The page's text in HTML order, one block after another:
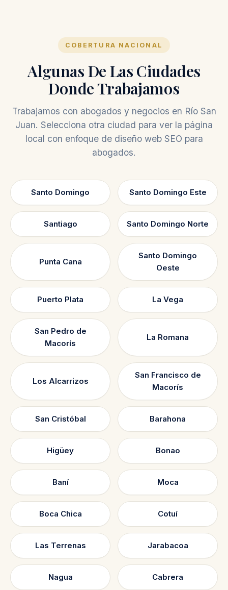
COBERTURA NACIONAL
Algunas De Las Ciudades
Donde Trabajamos
Trabajamos con abogados y negocios en Río San
Juan. Selecciona otra ciudad para ver la página
local con enfoque de diseño web SEO para
abogados.
Santo Domingo Santo Domingo Este
Santiago Santo Domingo Norte
Punta Cana
Santo Domingo
Oeste
Puerto Plata La Vega
San Pedro de
Macorís
La Romana
Los Alcarrizos
San Francisco de
Macorís
San Cristóbal Barahona
Higüey Bonao
Baní Moca
Boca Chica Cotuí
Las Terrenas Jarabacoa
Nagua Cabrera